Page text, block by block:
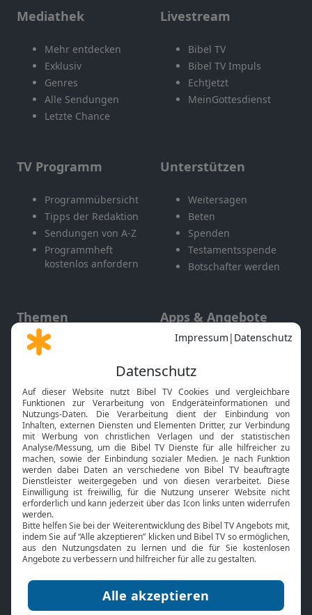
Mediathek
Mehr entdecken
Exklusiv
Genres
Alle Sendungen
Letzte Chance
Livestream
Bibel TV
Bibel TV Impuls
EchtJetzt
MeinGottesdienst
TV Programm
Programmübersicht
Tipps der Redaktion
Sendungen von A-Z
Programmheft
kostenlos anfordern
Unterstützen
Weitersagen
Beten
Spenden
Testamentsspende
Botschafter werden
Themen
Gott und Bibel erklärt
Neuigkeiten
Apps & Angebote
Mobile App
Smart TV
HbbTV
Bibelthek Online-Bibel
Nächster Gottesdienst
Bibel TV
Über uns
Jobs
Mediadaten
Service
Kontakt
TV-Empfang